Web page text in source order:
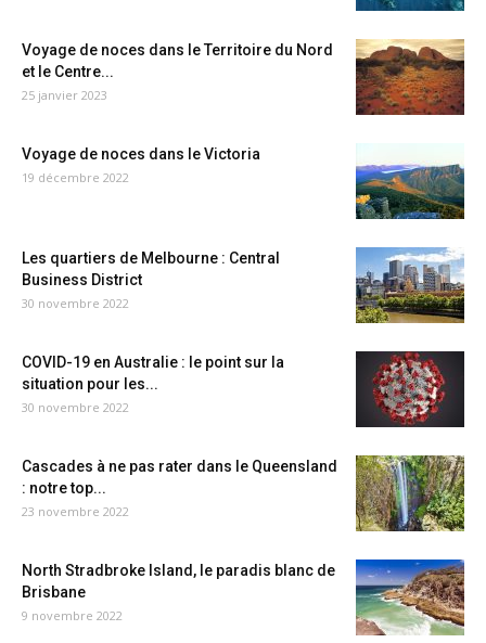
Voyage de noces dans le Territoire du Nord
et le Centre...
25 janvier 2023
Voyage de noces dans le Victoria
19 décembre 2022
Les quartiers de Melbourne : Central
Business District
30 novembre 2022
COVID-19 en Australie : le point sur la
situation pour les...
30 novembre 2022
Cascades à ne pas rater dans le Queensland
: notre top...
23 novembre 2022
North Stradbroke Island, le paradis blanc de
Brisbane
9 novembre 2022